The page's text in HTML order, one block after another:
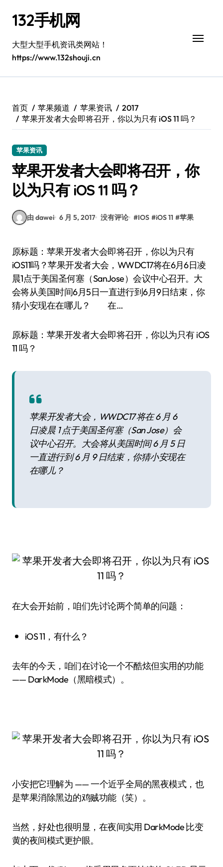
132手机网
大型大型手机资讯类网站！
https://www.132shouji.cn
首页 苹果频道 苹果资讯
2017
苹果开发者大会即将召开，你以为只有 iOS 11 吗？
苹果资讯
苹果开发者大会即将召开，你
以为只有 iOS 11 吗？
由 dawei 6 月 5, 2017 没有评论 #IOS #iOS 11 #苹果
原标题：苹果开发者大会即将召开，你以为只有
iOS11吗？苹果开发者大会，WWDC17将在6月6日凌
晨1点于美国圣何塞（SanJose）会议中心召开。大
会将从美国时间6月5日一直进行到6月9日结束，你
猜小安现在在哪儿？ 在…
原标题：苹果开发者大会即将召开，你以为只有 iOS
11 吗？
苹果开发者大会，WWDC17 将在 6 月 6
日凌晨 1 点于美国圣何塞（San Jose）会
议中心召开。大会将从美国时间 6 月 5 日
一直进行到 6 月 9 日结束，你猜小安现在
在哪儿？
在大会开始前，咱们先讨论两个简单的问题：
iOS 11，有什么？
去年的今天，咱们在讨论一个不酷炫但实用的功能
—— DarkMode（黑暗模式）。
小安把它理解为 —— 一个近乎全局的黑夜模式，也
是苹果消除黑边的鸡贼功能（笑）。
当然，好处也很明显，在夜间实用 DarkMode 比变
黄的夜间模式更护眼。